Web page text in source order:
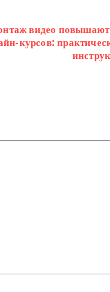
видео повышают